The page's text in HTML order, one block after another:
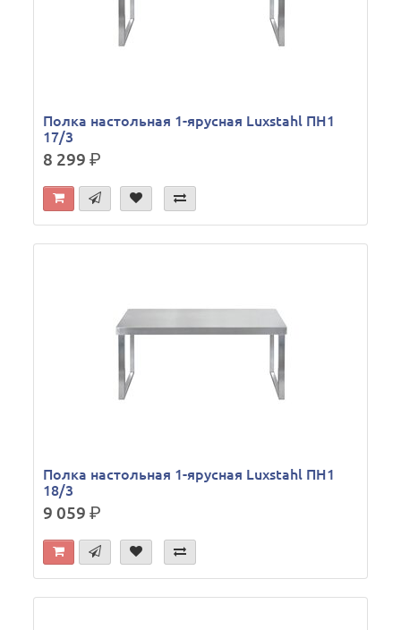
Полка настольная 1-ярусная Luxstahl ПН1
17/3
8 299р.
Полка настольная 1-ярусная Luxstahl ПН1
18/3
9 059р.